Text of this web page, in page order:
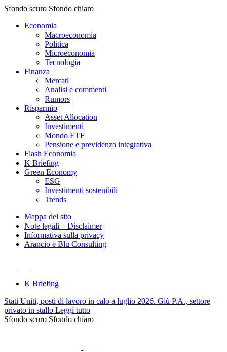
Sfondo scuro Sfondo chiaro
Economia
Macroeconomia
Politica
Microeconomia
Tecnologia
Finanza
Mercati
Analisi e commenti
Rumors
Risparmio
Asset Allocation
Investimenti
Mondo ETF
Pensione e previdenza integrativa
Flash Economia
K Briefing
Green Economy
ESG
Investimenti sostenibili
Trends
Mappa del sito
Note legali – Disclaimer
Informativa sulla privacy
Arancio e Blu Consulting
K Briefing
Stati Uniti, posti di lavoro in calo a luglio 2026. Giù P.A., settore
privato in stallo Leggi tutto
Sfondo scuro Sfondo chiaro